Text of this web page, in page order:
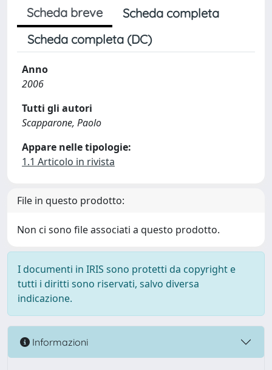
Scheda breve
Scheda completa
Scheda completa (DC)
Anno
2006
Tutti gli autori
Scapparone, Paolo
Appare nelle tipologie:
1.1 Articolo in rivista
File in questo prodotto:
Non ci sono file associati a questo prodotto.
I documenti in IRIS sono protetti da copyright e
tutti i diritti sono riservati, salvo diversa
indicazione.
Informazioni